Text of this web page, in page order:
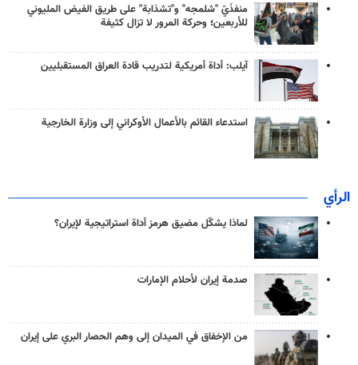
منفذَيّ "شلمجه" و"تشذابة" على طريق الفيض المليوني
للأربعين؛ وحركة المرور لا تزال كثيفة
آيلب: أداة أمريكية لتدريب قادة العراق المستقبليين
استدعاء القائم بالأعمال الأوكراني إلى وزارة الخارجية
الرأي
لماذا يشكّل مضيق هرمز أداة استراتيجية لإيران؟
صدمة إيران لأحلام الإمارات
من الإخفاق في الميدان إلى وهم الحصار البري على إيران